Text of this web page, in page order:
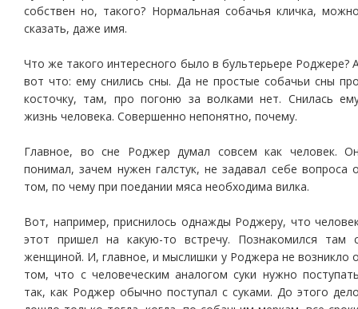
собствен но, такого? Нормальная собачья кличка,
сказать, даже имя.
Что же такого интересного было в бультерьере Роджере?
вот что: ему снились сны. Да не простые собачьи сны
косточку, там, про погоню за волками нет. Снилась
жизнь человека. Совершенно непонятно, почему.
Главное, во сне Роджер думал совсем как человек.
понимал, зачем нужен галстук, не задавал себе вопроса
том, по чему при поедании мяса необходима вилка.
Вот, например, приснилось однажды Роджеру, что
этот пришел на какую-то встречу. Познакомился там
женщиной. И, главное, и мыслишки у Роджера не возникло
том, что с человеческим аналогом суки нужно
так, как Роджер обычно поступал с суками. До этого